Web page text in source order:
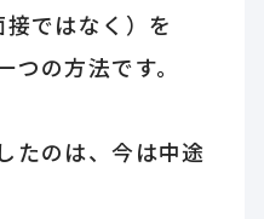
ではなく）を
の方法です。
たのは、今は中途